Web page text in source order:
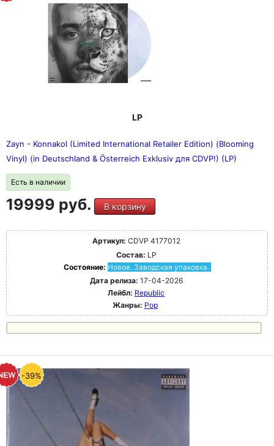
LP
Zayn - Konnakol (Limited International Retailer Edition) (Blooming
Vinyl) (in Deutschland & Österreich Exklusiv для CDVP!) (LP)
Есть в наличии
19999 руб. В корзину
Артикул: CDVP 4177012
Состав: LP
Состояние: Новое. Заводская упаковка.
Дата релиза: 17-04-2026
Лейбл: Republic
Жанры: Pop
-39%